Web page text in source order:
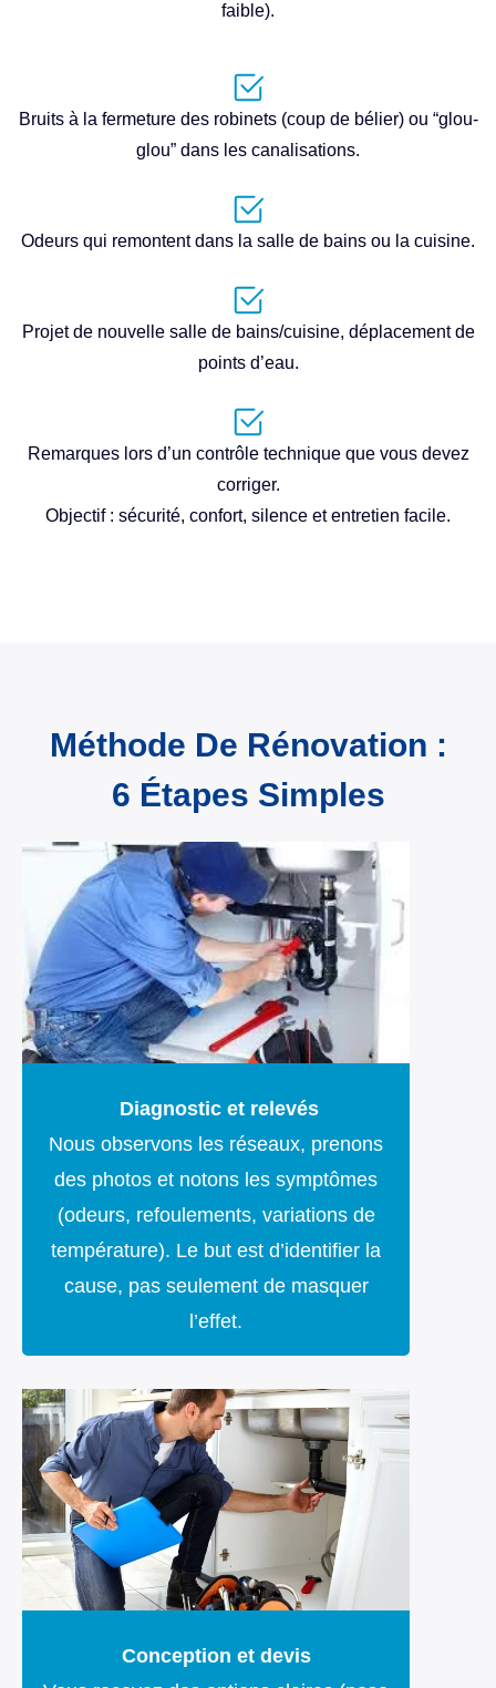
faible).
Bruits à la fermeture des robinets (coup de bélier) ou “glou-
glou” dans les canalisations.
Odeurs qui remontent dans la salle de bains ou la cuisine.
Projet de nouvelle salle de bains/cuisine, déplacement de
points d’eau.
Remarques lors d’un contrôle technique que vous devez
corriger.
Objectif : sécurité, confort, silence et entretien facile.
Méthode De Rénovation :
6 Étapes Simples
Diagnostic et relevés
Nous observons les réseaux, prenons
des photos et notons les symptômes
(odeurs, refoulements, variations de
température). Le but est d’identifier la
cause, pas seulement de masquer
l’effet.
Conception et devis